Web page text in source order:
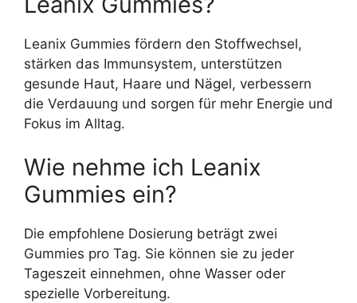
Leanix Gummies fördern den Stoffwechsel,
stärken das Immunsystem, unterstützen
gesunde Haut, Haare und Nägel, verbessern
die Verdauung und sorgen für mehr Energie und
Fokus im Alltag.
Wie nehme ich Leanix
Gummies ein?
Die empfohlene Dosierung beträgt zwei
Gummies pro Tag. Sie können sie zu jeder
Tageszeit einnehmen, ohne Wasser oder
spezielle Vorbereitung.